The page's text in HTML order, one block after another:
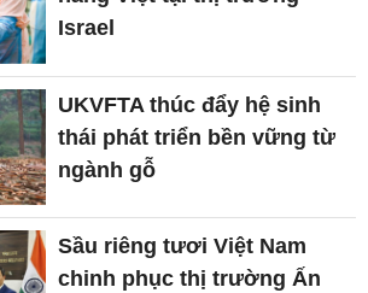
Israel
UKVFTA thúc đẩy hệ sinh
thái phát triển bền vững từ
ngành gỗ
Sầu riêng tươi Việt Nam
chinh phục thị trường Ấn